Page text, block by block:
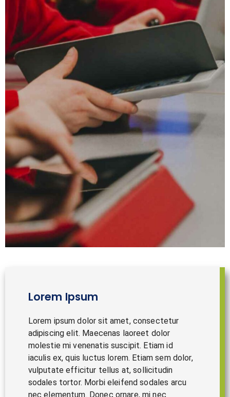
Lorem Ipsum
Lorem ipsum dolor sit amet, consectetur
adipiscing elit. Maecenas laoreet dolor
molestie mi venenatis suscipit. Etiam id
iaculis ex, quis luctus lorem. Etiam sem dolor,
vulputate efficitur tellus at, sollicitudin
sodales tortor. Morbi eleifend sodales arcu
nec elementum. Donec ornare, mi nec